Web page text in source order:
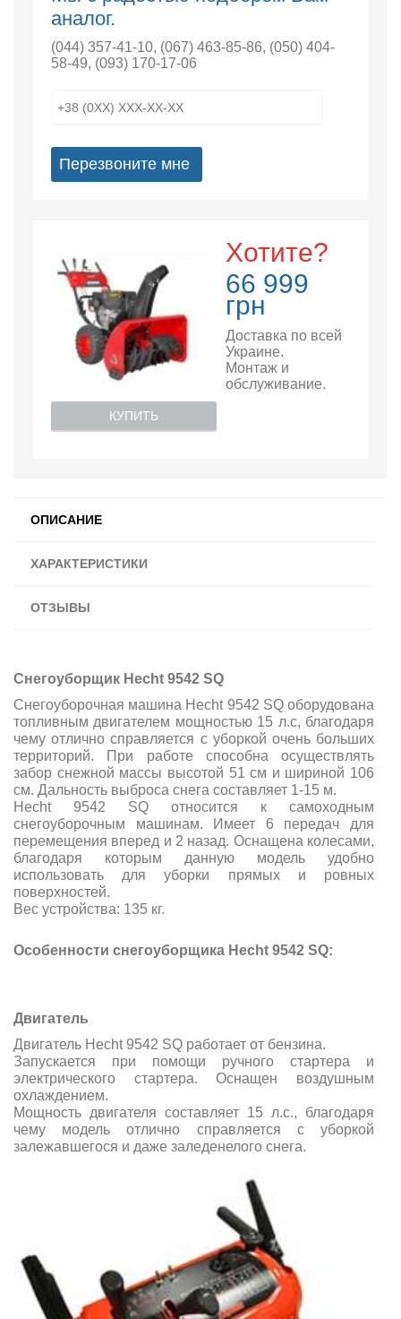
аналог.
(044) 357-41-10, (067) 463-85-86, (050) 404-
58-49, (093) 170-17-06
Перезвоните мне
Хотите?
66 999
грн
Доставка по всей
Украине.
Монтаж и
обслуживание.
КУПИТЬ
ОПИСАНИЕ
ХАРАКТЕРИСТИКИ
ОТЗЫВЫ
Снегоуборщик Hecht 9542 SQ
Снегоуборочная машина Hecht 9542 SQ оборудована
топливным двигателем мощностью 15 л.с, благодаря
чему отлично справляется с уборкой очень больших
территорий. При работе способна осуществлять
забор снежной массы высотой 51 см и шириной 106
см. Дальность выброса снега составляет 1-15 м.
Hecht 9542 SQ относится к самоходным
снегоуборочным машинам. Имеет 6 передач для
перемещения вперед и 2 назад. Оснащена колесами,
благодаря которым данную модель удобно
использовать для уборки прямых и ровных
поверхностей.
Вес устройства: 135 кг.
Особенности снегоуборщика Hecht 9542 SQ:
Двигатель
Двигатель Hecht 9542 SQ работает от бензина.
Запускается при помощи ручного стартера и
электрического стартера. Оснащен воздушным
охлаждением.
Мощность двигателя составляет 15 л.с., благодаря
чему модель отлично справляется с уборкой
залежавшегося и даже заледенелого снега.